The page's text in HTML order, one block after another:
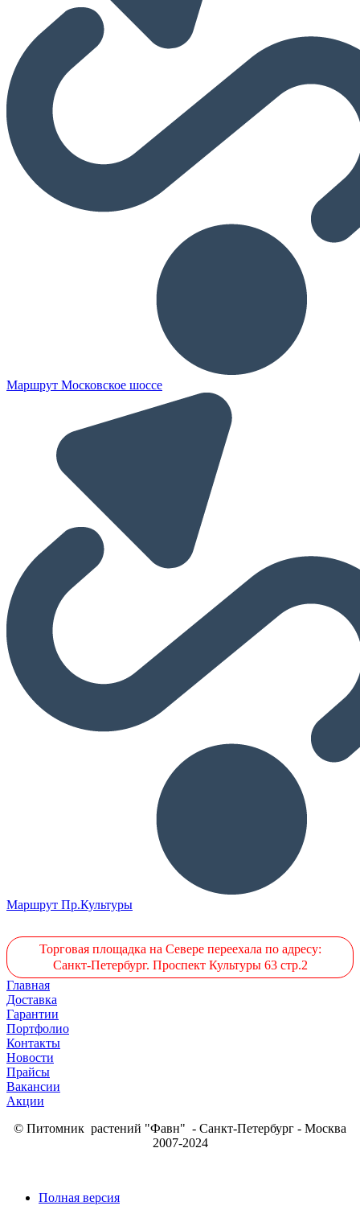
Маршрут Московское шоссе
Маршрут Пр.Культуры
Торговая площадка на Севере переехала по адресу:
Санкт-Петербург. Проспект Культуры 63 стр.2
Главная
Доставка
Гарантии
Портфолио
Контакты
Новости
Прайсы
Вакансии
Акции
© Питомник растений "Фавн" - Санкт-Петербург - Москва
2007-2024
Полная версия